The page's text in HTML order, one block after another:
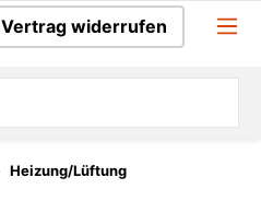
Vertrag widerrufen
Heizung/Lüftung